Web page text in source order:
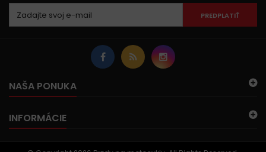
PREDPLATIŤ
NAŠA PONUKA
INFORMÁCIE